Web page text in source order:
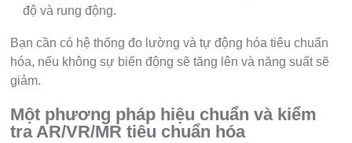
độ và rung động.
Bạn cần có hệ thống đo lường và tự động hóa tiêu chuẩn
hóa, nếu không sự biến động sẽ tăng lên và năng suất sẽ
giảm.
Một phương pháp hiệu chuẩn và kiểm
tra AR/VR/MR tiêu chuẩn hóa